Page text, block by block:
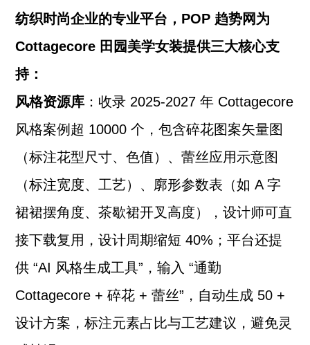
纺织时尚企业的专业平台，POP 趋势网为
Cottagecore 田园美学女装提供三大核心支
持：
风格资源库 ：收录 2025-2027 年 Cottagecore
风格案例超 10000 个，包含碎花图案矢量图
（标注花型尺寸、色值）、蕾丝应用示意图
（标注宽度、工艺）、廓形参数表（如 A 字
裙裙摆角度、茶歇裙开叉高度），设计师可直
接下载复用，设计周期缩短 40%；平台还提
供 “AI 风格生成工具”，输入 “通勤
Cottagecore + 碎花 + 蕾丝”，自动生成 50 +
设计方案，标注元素占比与工艺建议，避免灵